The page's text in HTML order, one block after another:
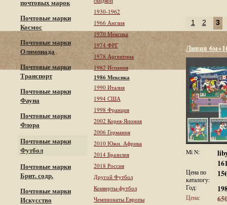
почтовых марок
Почтовые марки
Космос
Почтовые марки
Олимпиада
Почтовые марки
Транспорт
Почтовые марки
Фауна
Почтовые марки
Флора
Почтовые марки
Футбол
Почтовые марки
Брит. содр.
Почтовые марки
Искусство
1930-1962
1966 Англия
1970 Мексика
1974 ФРГ
1978 Аргентина
1982 Испания
1986 Мексика
1990 Италия
1994 США
1998 Франция
2002 Корея-Япония
2006 Германия
2010 Южн. Африка
2014 Бразилия
2018 Россия
Другой Футбол
Конверты-футбол
Чемпионаты Европы
1 2 3
Ливия
Mi N:
Цена по
каталогу:
Год:
Цена: